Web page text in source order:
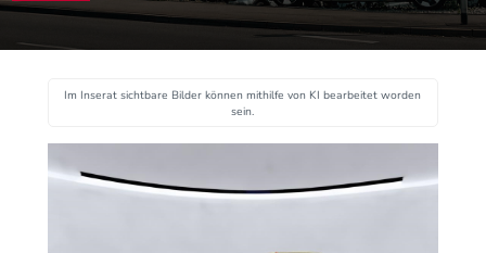
Im Inserat sichtbare Bilder können mithilfe von KI bearbeitet worden
sein.